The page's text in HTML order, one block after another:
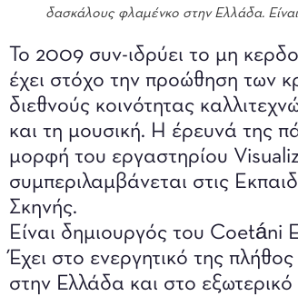
δασκάλους φλαμένκο στην Ελλάδα.
Το 2009 συν-ιδρύει το μη
έχει στόχο την προώθηση των
διεθνούς κοινότητας
και τη μουσική. Η έρευνά της
μορφή του εργαστηρίου
συμπεριλαμβάνεται στις
Σκηνής.
Είναι δημιουργός του
Έχει στο ενεργητικό της
στην Ελλάδα και στο